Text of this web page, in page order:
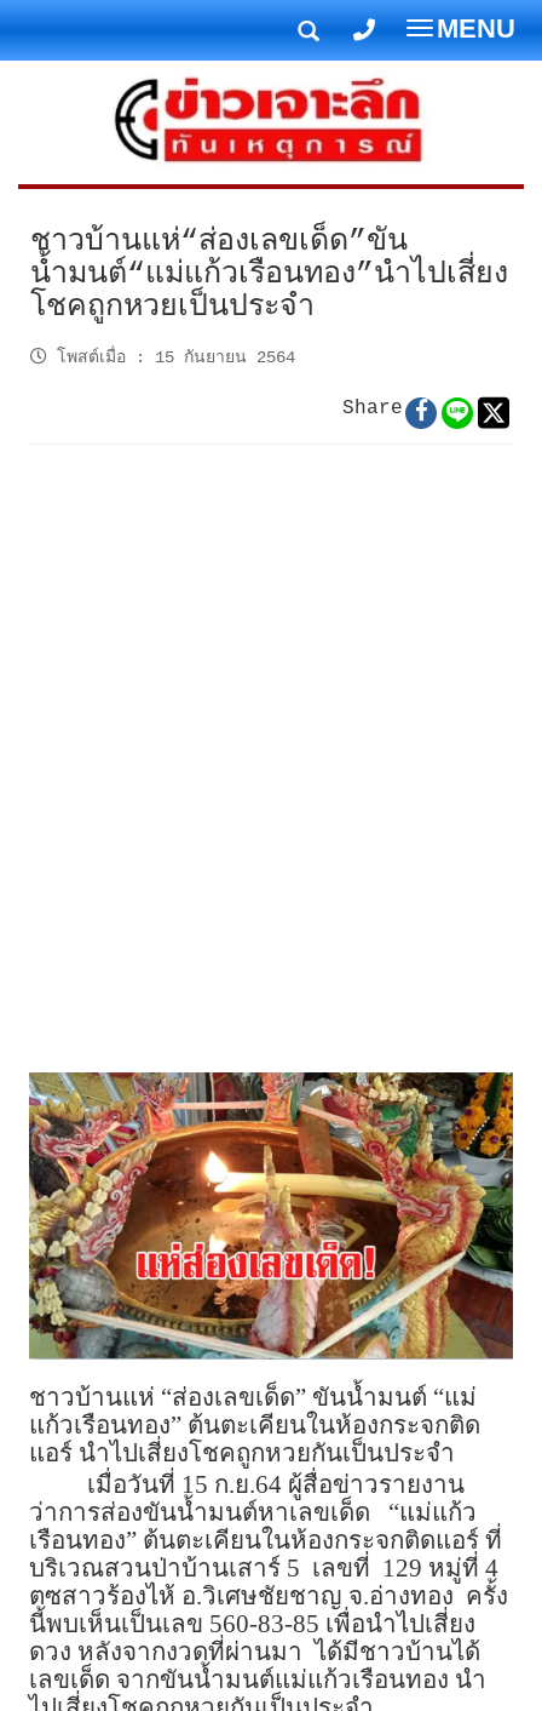
T
o
g
g
l
e
a
v
t
MENU
ชาวบ้านแห่“ส่องเลขเด็ด”ขัน
น้ำมนต์“แม่แก้วเรือนทอง”นำไปเสี่ยง
โชคถูกหวยเป็นประจำ
โพสต์เมื่อ : 15 กันยายน 2564
Share
ชาวบ้านแห่ “ส่องเลขเด็ด” ขันน้ำมนต์ “แม่
แก้วเรือนทอง” ต้นตะเคียนในห้องกระจกติด
แอร์ นำไปเสี่ยงโชคถูกหวยกันเป็นประจำ
เมื่อวันที่ 15 ก.ย.64 ผู้สื่อข่าวรายงาน
ว่าการส่องขันน้ำมนต์หาเลขเด็ด “แม่แก้ว
เรือนทอง” ต้นตะเคียนในห้องกระจกติดแอร์ ที่
บริเวณสวนป่าบ้านเสาร์ 5 เลขที่ 129 หมู่ที่ 4
ตซสาวร้องไห้ อ.วิเศษชัยชาญ จ.อ่างทอง ครั้ง
นี้พบเห็นเป็นเลข 560-83-85 เพื่อนำไปเสี่ยง
ดวง หลังจากงวดที่ผ่านมา ได้มีชาวบ้านได้
เลขเด็ด จากขันน้ำมนต์แม่แก้วเรือนทอง นำ